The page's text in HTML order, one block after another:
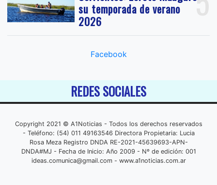
su temporada de verano
2026
Facebook
REDES SOCIALES
Copyright 2021 © A1Noticias - Todos los derechos reservados
- Teléfono: (54) 011 49163546 Directora Propietaria: Lucia
Rosa Meza Registro DNDA RE-2021-45639693-APN-
DNDA#MJ - Fecha de Inicio: Año 2009 - Nº de edición: 001
ideas.comunica@gmail.com- www.a1noticias.com.ar